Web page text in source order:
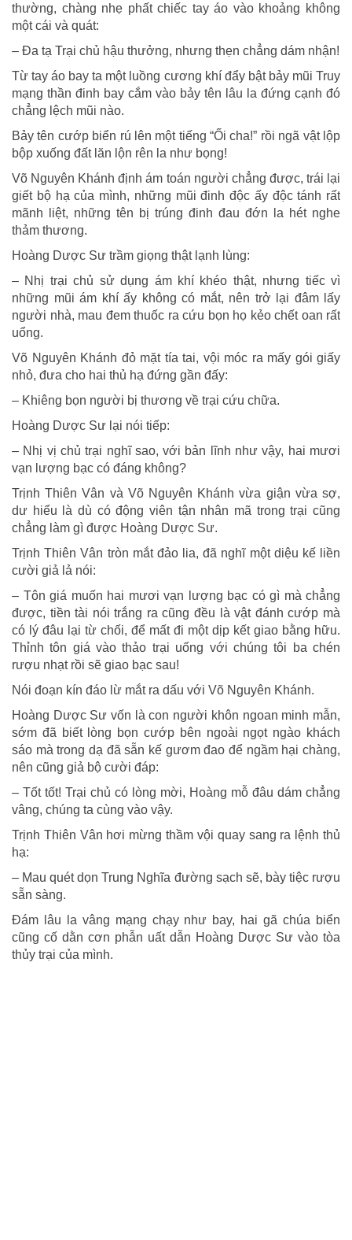
thường, chàng nhẹ phất chiếc tay áo vào khoảng không
một cái và quát:
– Đa tạ Trại chủ hậu thưởng, nhưng thẹn chẳng dám nhận!
Từ tay áo bay ta một luồng cương khí đẩy bật bảy mũi Truy
mạng thần đinh bay cắm vào bảy tên lâu la đứng cạnh đó
chẳng lệch mũi nào.
Bảy tên cướp biển rú lên một tiếng “Ối cha!” rồi ngã vật lộp
bộp xuống đất lăn lộn rên la như bọng!
Võ Nguyên Khánh định ám toán người chẳng được, trái lại
giết bộ hạ của mình, những mũi đinh độc ấy độc tánh rất
mãnh liệt, những tên bị trúng đinh đau đớn la hét nghe
thảm thương.
Hoàng Dược Sư trầm giọng thật lạnh lùng:
– Nhị trại chủ sử dụng ám khí khéo thật, nhưng tiếc vì
những mũi ám khí ấy không có mắt, nên trở lại đâm lấy
người nhà, mau đem thuốc ra cứu bọn họ kẻo chết oan rất
uổng.
Võ Nguyên Khánh đỏ mặt tía tai, vội móc ra mấy gói giấy
nhỏ, đưa cho hai thủ hạ đứng gần đấy:
– Khiêng bọn người bị thương về trại cứu chữa.
Hoàng Dược Sư lại nói tiếp:
– Nhị vị chủ trại nghĩ sao, với bản lĩnh như vậy, hai mươi
vạn lượng bạc có đáng không?
Trịnh Thiên Vân và Võ Nguyên Khánh vừa giận vừa sợ,
dư hiểu là dù có động viên tận nhân mã trong trại cũng
chẳng làm gì được Hoàng Dược Sư.
Trịnh Thiên Vân tròn mắt đảo lia, đã nghĩ một diệu kế liền
cười giả lả nói:
– Tôn giá muốn hai mươi vạn lượng bạc có gì mà chẳng
được, tiền tài nói trắng ra cũng đều là vật đánh cướp mà
có lý đâu lại từ chối, để mất đi một dịp kết giao bằng hữu.
Thỉnh tôn giá vào thảo trại uống với chúng tôi ba chén
rượu nhạt rồi sẽ giao bạc sau!
Nói đoạn kín đáo lừ mắt ra dấu với Võ Nguyên Khánh.
Hoàng Dược Sư vốn là con người khôn ngoan minh mẫn,
sớm đã biết lòng bọn cướp bên ngoài ngọt ngào khách
sáo mà trong dạ đã sẵn kế gươm đao để ngầm hại chàng,
nên cũng giả bộ cười đáp:
– Tốt tốt! Trại chủ có lòng mời, Hoàng mỗ đâu dám chẳng
vâng, chúng ta cùng vào vậy.
Trịnh Thiên Vân hơi mừng thầm vội quay sang ra lệnh thủ
hạ:
– Mau quét dọn Trung Nghĩa đường sạch sẽ, bày tiệc rượu
sẵn sàng.
Đám lâu la vâng mạng chạy như bay, hai gã chúa biển
cũng cố dằn cơn phẫn uất dẫn Hoàng Dược Sư vào tòa
thủy trại của mình.